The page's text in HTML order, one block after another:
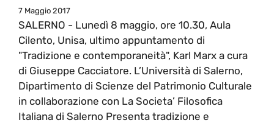
7 Maggio 2017
SALERNO - Lunedì 8 maggio, ore 10.30, Aula
Cilento, Unisa, ultimo appuntamento di
"Tradizione e contemporaneità", Karl Marx a cura
di Giuseppe Cacciatore. L’Università di Salerno,
Dipartimento di Scienze del Patrimonio Culturale
in collaborazione con La Societa’ Filosofica
Italiana di Salerno Presenta tradizione e